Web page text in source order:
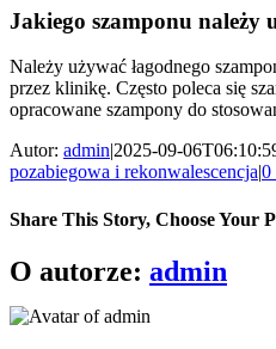
Jakiego szamponu należy
Należy używać łagodnego
przez klinikę. Często poleca się
opracowane szampony do
Autor: admin|2025-09-
pozabiegowa i rekonwalescencja|0
Share This Story, Choose Your
Facebook
X
Bluesky
Reddit
LinkedIn
WhatsApp
Telegram
Tumblr
Pinterest
Xing
E-
mail
O autorze: admin